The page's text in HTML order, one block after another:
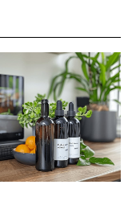
DE
Y
CASOS DE